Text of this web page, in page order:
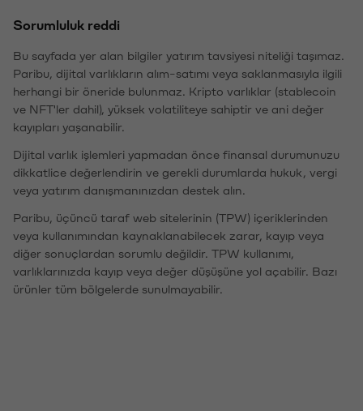
Sorumluluk reddi
Bu sayfada yer alan bilgiler yatırım tavsiyesi niteliği taşımaz.
Paribu, dijital varlıkların alım-satımı veya saklanmasıyla ilgili
herhangi bir öneride bulunmaz. Kripto varlıklar (stablecoin
ve NFT'ler dahil), yüksek volatiliteye sahiptir ve ani değer
kayıpları yaşanabilir.
Dijital varlık işlemleri yapmadan önce finansal durumunuzu
dikkatlice değerlendirin ve gerekli durumlarda hukuk, vergi
veya yatırım danışmanınızdan destek alın.
Paribu, üçüncü taraf web sitelerinin (TPW) içeriklerinden
veya kullanımından kaynaklanabilecek zarar, kayıp veya
diğer sonuçlardan sorumlu değildir. TPW kullanımı,
varlıklarınızda kayıp veya değer düşüşüne yol açabilir. Bazı
ürünler tüm bölgelerde sunulmayabilir.